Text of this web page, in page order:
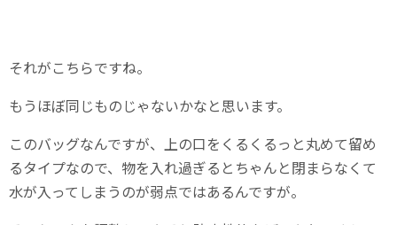
それがこちらですね。
もうほぼ同じものじゃないかなと思います。
このバッグなんですが、上の口をくるくるっと丸めて留め
るタイプなので、物を入れ過ぎるとちゃんと閉まらなくて
水が入ってしまうのが弱点ではあるんですが。